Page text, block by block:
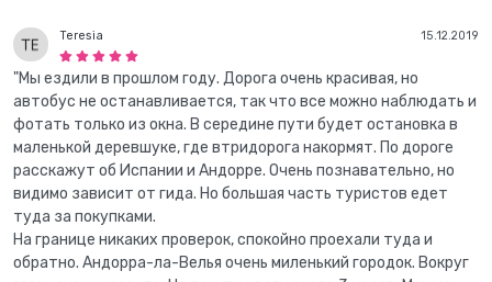
15.12.2019
Teresia
"Мы ездили в прошлом году. Дорога очень красивая, но
автобус не останавливается, так что все можно наблюдать и
фотать только из окна. В середине пути будет остановка в
маленькой деревшуке, где втридорога накормят. По дороге
расскажут об Испании и Андорре. Очень познавательно, но
видимо зависит от гида. Но большая часть туристов едет
туда за покупками.
На границе никаких проверок, спокойно проехали туда и
обратно. Андорра-ла-Велья очень миленький городок. Вокруг